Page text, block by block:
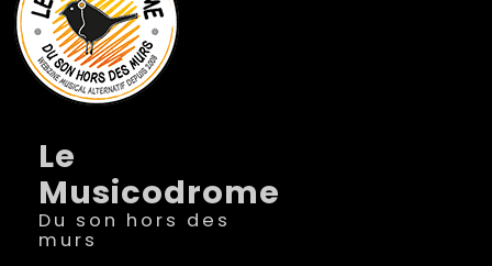
Le
Musicodrome
Du son hors des
murs